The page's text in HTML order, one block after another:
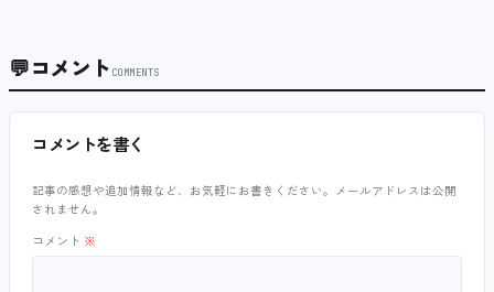
💬コメント COMMENTS
コメントを書く
記事の感想や追加情報など、お気軽にお書きください。メールアドレスは公開
されません。
コメント ※